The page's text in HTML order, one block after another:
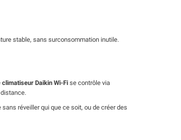
stable, sans surconsommation inutile.
climatiseur Daikin Wi-Fi se contrôle via
réveiller qui que ce soit, ou de créer des